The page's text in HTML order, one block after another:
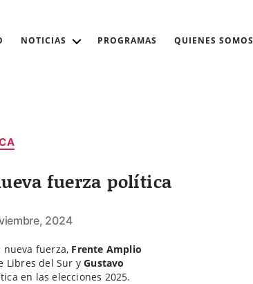
NOTICIAS PROGRAMAS QUIENES SOMOS
fuerza política
2024
nueva fuerza, Frente Amplio
Libres del Sur yGustavo
en las elecciones 2025.